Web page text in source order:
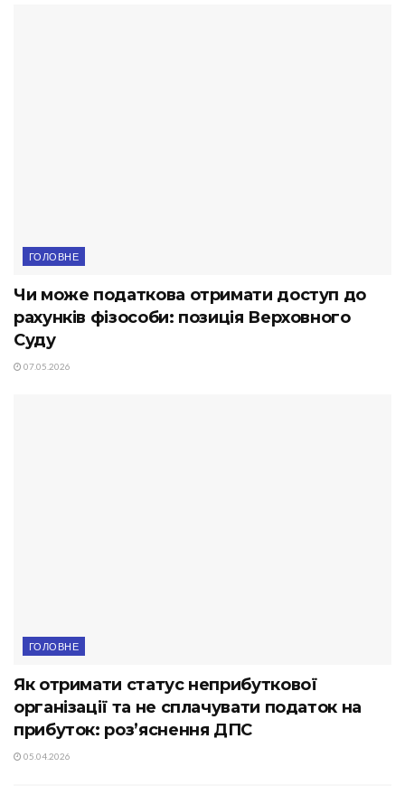
ГОЛОВНЕ
Чи може податкова отримати доступ до
рахунків фізособи: позиція Верховного
Суду
07.05.2026
ГОЛОВНЕ
Як отримати статус неприбуткової
організації та не сплачувати податок на
прибуток: роз’яснення ДПС
05.04.2026